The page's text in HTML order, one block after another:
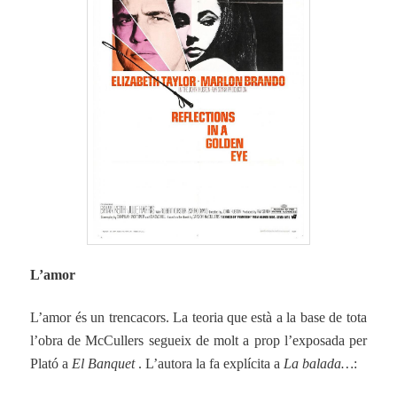
L’amor
L’amor és un trencacors. La teoria que està a la base de tota
l’obra de McCullers segueix de molt a prop l’exposada per
Plató a El Banquet . L’autora la fa explícita a La balada…: